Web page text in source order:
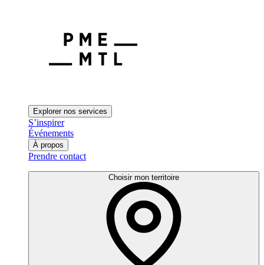
Explorer nos services
S’inspirer
Événements
À propos
Prendre contact
Choisir mon territoire